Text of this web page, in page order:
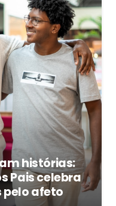
histórias:
Pais celebra
afeto